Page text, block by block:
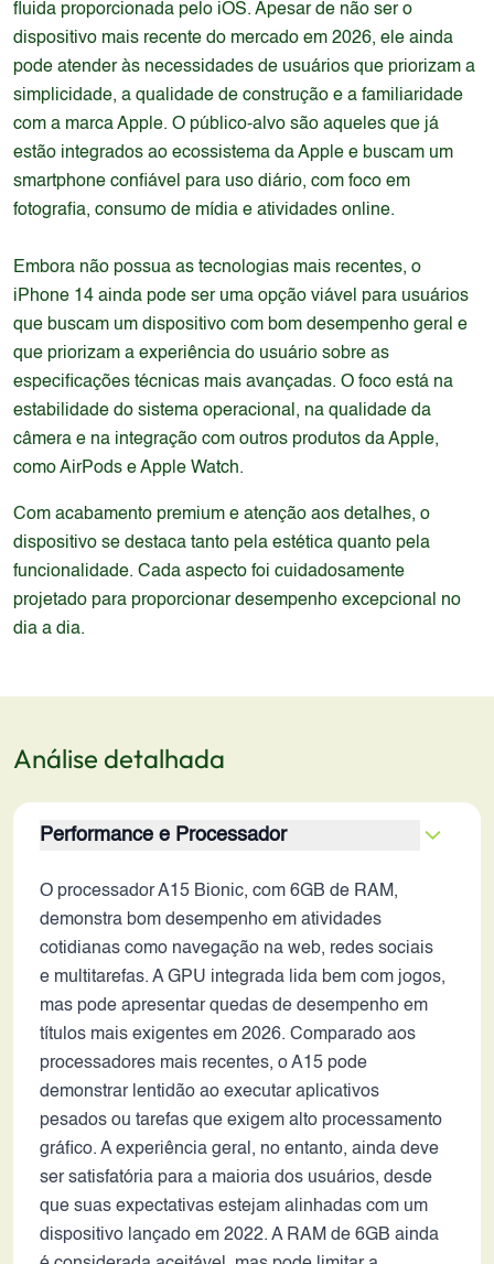
fluida proporcionada pelo iOS. Apesar de não ser o
dispositivo mais recente do mercado em 2026, ele ainda
pode atender às necessidades de usuários que priorizam a
simplicidade, a qualidade de construção e a familiaridade
com a marca Apple. O público-alvo são aqueles que já
estão integrados ao ecossistema da Apple e buscam um
smartphone confiável para uso diário, com foco em
fotografia, consumo de mídia e atividades online.
Embora não possua as tecnologias mais recentes, o
iPhone 14 ainda pode ser uma opção viável para usuários
que buscam um dispositivo com bom desempenho geral e
que priorizam a experiência do usuário sobre as
especificações técnicas mais avançadas. O foco está na
estabilidade do sistema operacional, na qualidade da
câmera e na integração com outros produtos da Apple,
como AirPods e Apple Watch.
Com acabamento premium e atenção aos detalhes, o
dispositivo se destaca tanto pela estética quanto pela
funcionalidade. Cada aspecto foi cuidadosamente
projetado para proporcionar desempenho excepcional no
dia a dia.
Análise detalhada
Performance e Processador
O processador A15 Bionic, com 6GB de RAM,
demonstra bom desempenho em atividades
cotidianas como navegação na web, redes sociais
e multitarefas. A GPU integrada lida bem com jogos,
mas pode apresentar quedas de desempenho em
títulos mais exigentes em 2026. Comparado aos
processadores mais recentes, o A15 pode
demonstrar lentidão ao executar aplicativos
pesados ou tarefas que exigem alto processamento
gráfico. A experiência geral, no entanto, ainda deve
ser satisfatória para a maioria dos usuários, desde
que suas expectativas estejam alinhadas com um
dispositivo lançado em 2022. A RAM de 6GB ainda